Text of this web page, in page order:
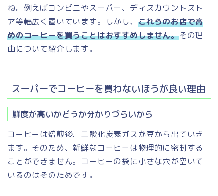
ね。例えばコンビニやスーパー、ディスカウントスト
ア等幅広く置いています。しかし、 これらのお店で高
めのコーヒーを買うことはおすすめしません。その理
由について紹介します。
スーパーでコーヒーを買わないほうが良い理由
鮮度が高いかどうか分かりづらいから
コーヒーは焙煎後、二酸化炭素ガスが豆から出ていき
ます。そのため、新鮮なコーヒーは物理的に密封する
ことができません。コーヒーの袋に小さな穴が空いて
いるのはそのためです。